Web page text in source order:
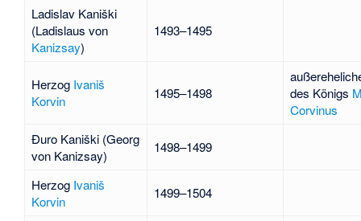
Ladislav Kaniški
(Ladislaus von
Kanizsay)
1493–1495
Herzog Ivaniš
Korvin
1495–1498
des Königs
Corvinus
Ðuro Kaniški(Georg
von Kanizsay)
1498–1499
Herzog Ivaniš
Korvin
1499–1504